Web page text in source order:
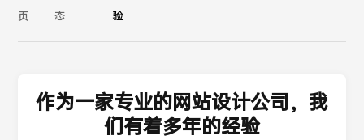
页 态 验
作为一家专业的网站设计公司，我
们有着多年的经验